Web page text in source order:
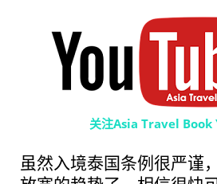
关注Asia Travel Book
虽然入境泰国条例很严谨